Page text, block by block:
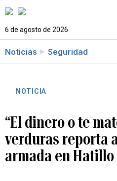
6 de agosto de 2026
Noticias Seguridad
NOTICIA
“El dinero o te
verduras reporta
armada en Hatillo